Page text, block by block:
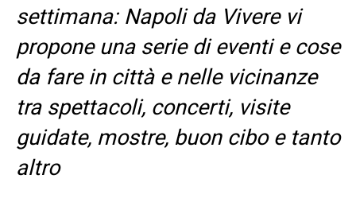
settimana: Napoli da Vivere vi
propone una serie di eventi e cose
da fare in città e nelle vicinanze
tra spettacoli, concerti, visite
guidate, mostre, buon cibo e tanto
altro